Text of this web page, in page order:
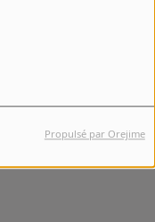
Propulsé par Orejime